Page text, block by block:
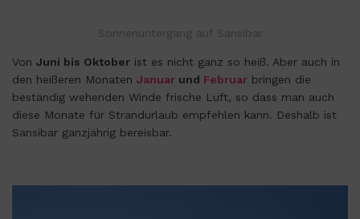
Sonnenuntergang auf Sansibar
Von Juni bis Oktober ist es nicht ganz so heiß. Aber auch in
den heißeren Monaten Januar und Februar bringen die
beständig wehenden Winde frische Luft, so dass man auch
diese Monate für Strandurlaub empfehlen kann. Deshalb ist
Sansibar ganzjährig bereisbar.